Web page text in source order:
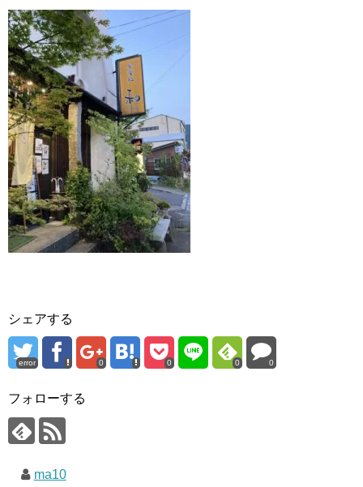
シェアする
error 0 0 0 0
フォローする
ma10